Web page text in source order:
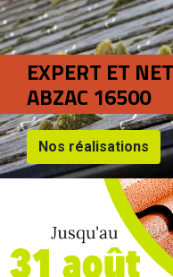
EXPERT ET
ABZAC 16500
Nos réalisations